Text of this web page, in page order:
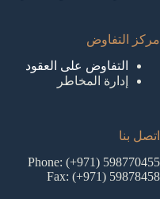
مركز التفاوض
التفاوض على العقود
إدارة المخاطر
اتصل بنا
Phone: (+971) 598770455
Fax: (+971) 59878458